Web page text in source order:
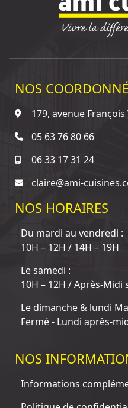
NOS
179, avenue
05 63 76 80 66
06 33 17 31 24
claire@ami-
NOS HORAIRES
Du mardi au vendredi :
10H – 12H / 14H – 19H
Le samedi :
10H – 12H / Après-Midi
Le dimanche & lundi
Fermé - Lundi après-
NOS
Informations